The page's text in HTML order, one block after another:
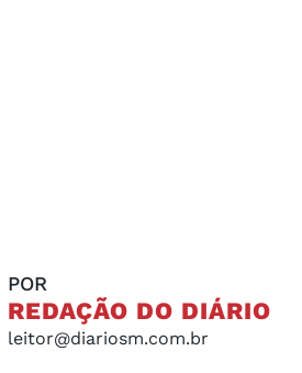
POR
REDAÇÃO DO DIÁRIO
leitor@diariosm.com.br